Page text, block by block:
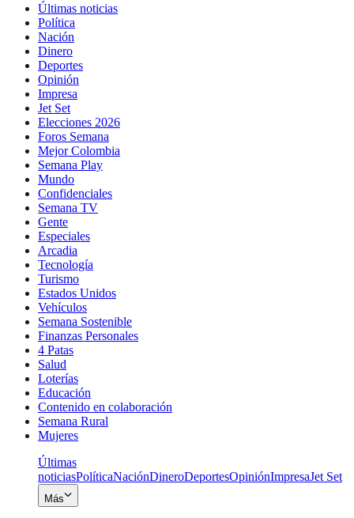
Últimas noticias
Política
Nación
Dinero
Deportes
Opinión
Impresa
Jet Set
Elecciones 2026
Foros Semana
Mejor Colombia
Semana Play
Mundo
Confidenciales
Semana TV
Gente
Especiales
Arcadia
Tecnología
Turismo
Estados Unidos
Vehículos
Semana Sostenible
Finanzas Personales
4 Patas
Salud
Loterías
Educación
Contenido en colaboración
Semana Rural
Mujeres
Últimas
noticiasPolíticaNaciónDineroDeportesOpiniónImpresaJet Set
Más